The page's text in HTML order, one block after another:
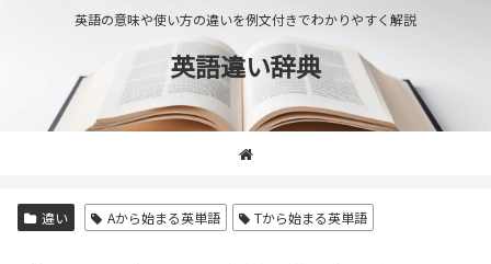
英語の意味や使い方の違いを例文付きでわかりやすく解説
英語違い辞典
違い Aから始まる英単語 Tから始まる英単語